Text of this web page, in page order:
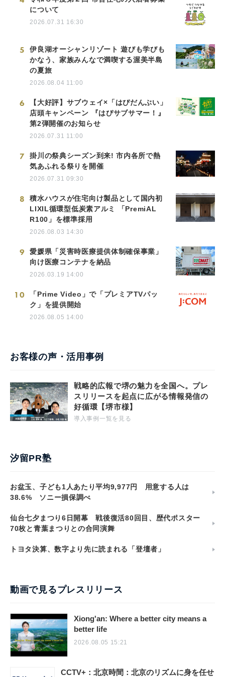
について
2026.07.31 16:30
5
伊良湖オーシャンリゾート 遊びも学びも
かなう、家族みんなで満喫する渥美半島
の夏旅
2026.08.04 11:00
6
【大好評】サブウェイ×「はぴだんぶい」
店頭キャンペーン 『はぴサブサマー！』
第2弾開催のお知らせ
2026.07.31 11:00
7
掛川の祭典シーズン到来! 市内各所で熱
気あふれる祭りを開催
2026.07.31 09:30
8
積水ハウスが住宅向け製品として国内初
LIXIL循環型低炭素アルミ 「PremiAL
R100」を標準採用
2026.08.03 14:30
9
愛媛県「災害時医療提供体制確保事業」
向け医療コンテナを納品
2026.03.19 14:00
10
「Prime Video」で「プレミアTVパッ
ク」を提供開始
2026.08.05 14:00
お客様の声・活用事例
戦略的広報で堺の魅力を全国へ。プレ
スリリースを起点に広がる情報発信の
好循環【堺市様】
導入事例一覧を見る
汐留PR塾
お盆玉、子ども1人あたり平均9,977円 用意する人は
38.6% ソニー損保調べ
仙台七夕まつり6日開幕 戦後復活80回目、歴代ポスター
70枚と青葉まつりとの合同演舞
トヨタ決算、数字より先に読まれる「登壇者」
動画で見るプレスリリース
Xiong'an: Where a better city means a
better life
2026.08.05 15:21
CCTV+：北京時間：北京のリズムに身を任せ